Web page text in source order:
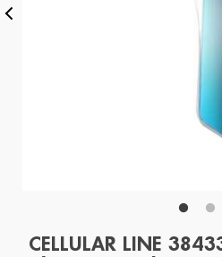
CELLULAR LINE